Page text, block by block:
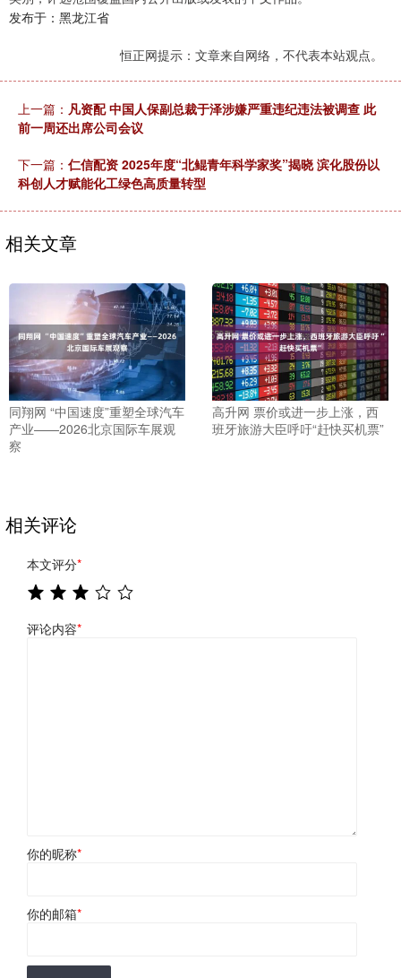
发布于：黑龙江省
恒正网提示：文章来自网络，不代表本站观点。
上一篇： 凡资配 中国人保副总裁于泽涉嫌严重违纪违法被调查 此
前一周还出席公司会议
下一篇： 仁信配资 2025年度“北鲲青年科学家奖”揭晓 滨化股份以
科创人才赋能化工绿色高质量转型
相关文章
同翔网 “中国速度”重塑全球汽车
产业——2026北京国际车展观
察
高升网 票价或进一步上涨，西
班牙旅游大臣呼吁“赶快买机票”
相关评论
本文评分*
评论内容*
你的昵称*
你的邮箱*